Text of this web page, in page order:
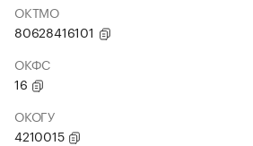
ОКТМО
80628416101
ОКФС
16
ОКОГУ
4210015